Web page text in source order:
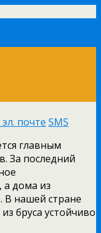
почте SMS
главным
За последний
дома из
В нашей стране
бруса устойчиво